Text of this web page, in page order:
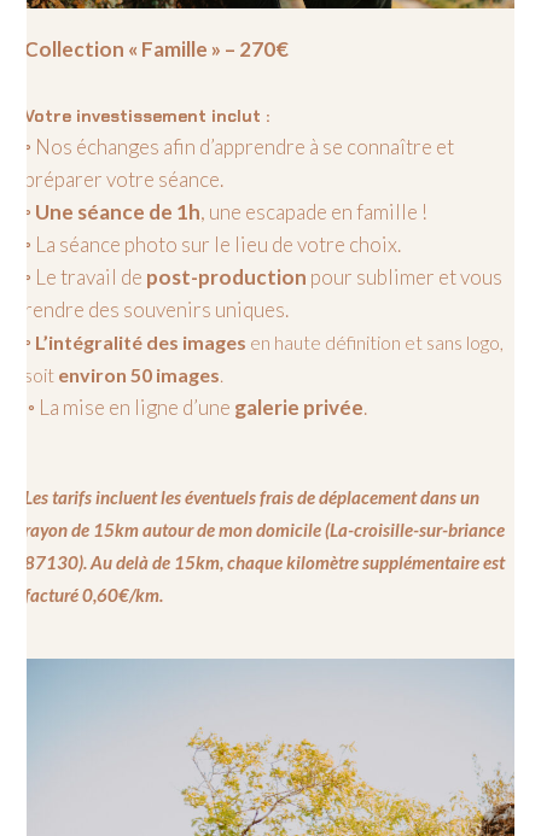
Collection « Famille » – 270€
Votre investissement inclut :
◦ Nos échanges afin d’apprendre à se connaître et
préparer votre séance.
◦ Une séance de 1h, une escapade en famille !
◦ La séance photo sur le lieu de votre choix.
◦ Le travail de post-production pour sublimer et vous
rendre des souvenirs uniques.
◦ L’intégralité des images en haute définition et sans logo,
soit environ 50 images.
◦ La mise en ligne d’une galerie privée.
Les tarifs incluent les éventuels frais de déplacement dans un
rayon de 15km autour de mon domicile (La-croisille-sur-briance
87130). Au delà de 15km, chaque kilomètre supplémentaire est
facturé 0,60€/km.